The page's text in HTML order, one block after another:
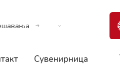
Сувенирница